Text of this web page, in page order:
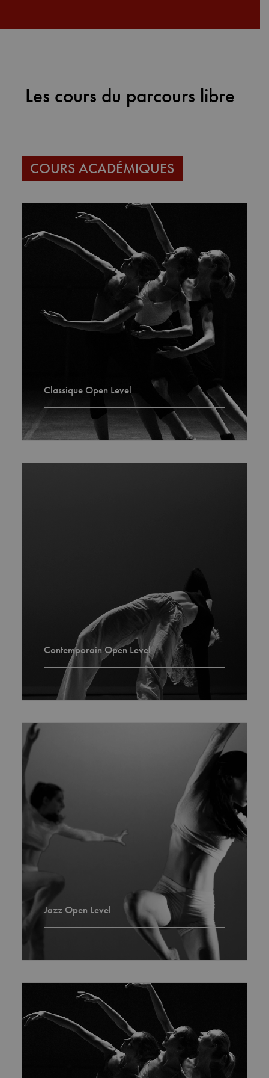
Les cours du parcours libre
COURS ACADÉMIQUES
Classique Open Level
Contemporain Open Level
Jazz Open Level